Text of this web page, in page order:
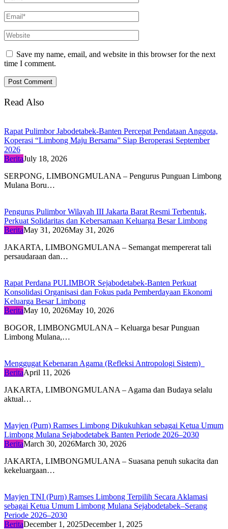
Save my name, email, and website in this browser for the next
time I comment.
Read Also
Rapat Pulimbor Jabodetabek-Banten Percepat Pendataan Anggota,
Koperasi “Limbong Maju Bersama” Siap Beroperasi September
2026
BeritaJuly 18, 2026
SERPONG, LIMBONGMULANA – Pengurus Punguan Limbong
Mulana Boru…
Pengurus Pulimbor Wilayah III Jakarta Barat Resmi Terbentuk,
Perkuat Solidaritas dan Kebersamaan Keluarga Besar Limbong
BeritaMay 31, 2026May 31, 2026
JAKARTA, LIMBONGMULANA – Semangat mempererat tali
persaudaraan dan…
Rapat Perdana PULIMBOR Sejabodetabek-Banten Perkuat
Konsolidasi Organisasi dan Fokus pada Pemberdayaan Ekonomi
Keluarga Besar Limbong
BeritaMay 10, 2026May 10, 2026
BOGOR, LIMBONGMULANA – Keluarga besar Punguan
Limbong Mulana,…
Menggugat Kebenaran Agama (Refleksi Antropologi Sistem)
BeritaApril 11, 2026
JAKARTA, LIMBONGMULANA – Agama dan Budaya selalu
aktual…
Mayjen (Purn) Ramses Limbong Dikukuhkan sebagai Ketua Umum
Limbong Mulana Sejabodetabek Banten Periode 2026–2030
BeritaMarch 30, 2026March 30, 2026
JAKARTA, LIMBONGMULANA – Suasana penuh sukacita dan
kekeluargaan…
Mayjen TNI (Purn) Ramses Limbong Terpilih Secara Aklamasi
sebagai Ketua Umum Limbong Mulana Sejabodetabek–Serang
Periode 2026–2030
BeritaDecember 1, 2025December 1, 2025